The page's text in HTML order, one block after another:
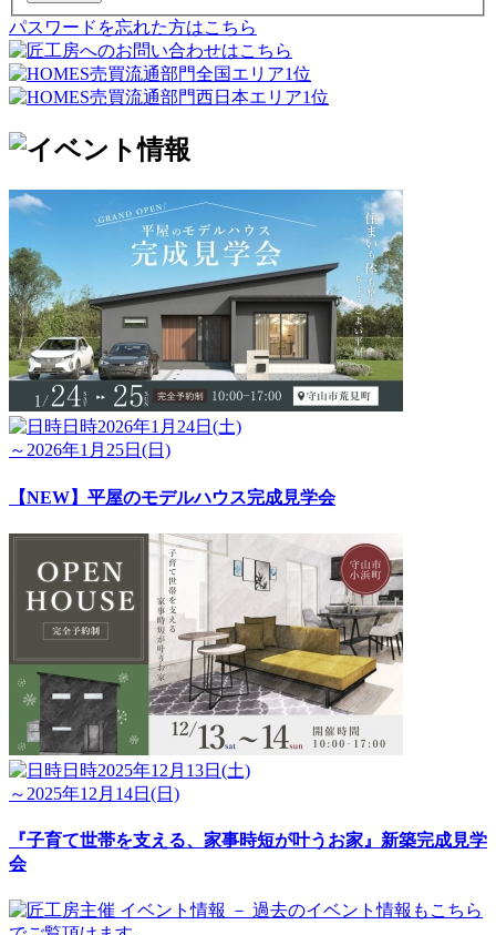
パスワードを忘れた方はこちら
日時2026年1月24日(土)
～2026年1月25日(日)
【NEW】平屋のモデルハウス完成見学会
日時2025年12月13日(土)
～2025年12月14日(日)
『子育て世帯を支える、家事時短が叶うお家』新築完成見学
会